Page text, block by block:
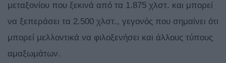
μεταξονίου που ξεκινά από τα 1.875 χλστ. και μπορεί
να ξεπεράσει τα 2.500 χλστ., γεγονός που σημαίνει ότι
μπορεί μελλοντικά να φιλοξενήσει και άλλους τύπους
αμαξωμάτων.